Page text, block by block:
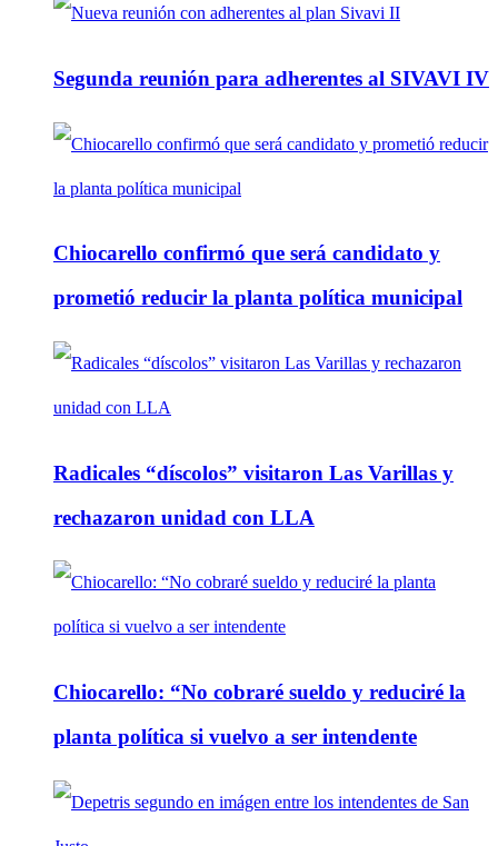
Segunda reunión para adherentes al SIVAVI IV
Chiocarello confirmó que será candidato y
prometió reducir la planta política municipal
Radicales “díscolos” visitaron Las Varillas y
rechazaron unidad con LLA
Chiocarello: “No cobraré sueldo y reduciré la
planta política si vuelvo a ser intendente